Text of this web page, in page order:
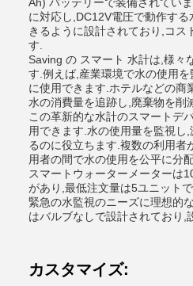
に対応し,DC12V電圧で動作す
きるように設計されており,コス
す.
Saving の スマート 水計は,様々
す.例えば,産業環境で水の使用
に使用できます.ホテルなどの商
水の消費量を追跡し,廃棄物を削
この革新的な水計のスマートデ
用できます.水の使用量を監視し
るのに役立ちます.複数の利用者
用者の間で水の使用を公平に分
スマートウォーターメーターは
があり,最低注文量は5ユニット
緊急の水監視のニーズに理想的
はバルブなしで設計されており,
カスタマイズ: